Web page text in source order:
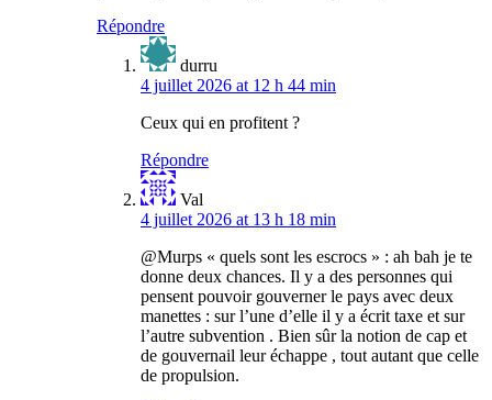
Répondre
durru
4 juillet 2026 at 12 h 44 min
Ceux qui en profitent ?
Répondre
Val
4 juillet 2026 at 13 h 18 min
@Murps « quels sont les escrocs » : ah bah je te
donne deux chances. Il y a des personnes qui
pensent pouvoir gouverner le pays avec deux
manettes : sur l’une d’elle il y a écrit taxe et sur
l’autre subvention . Bien sûr la notion de cap et
de gouvernail leur échappe , tout autant que celle
de propulsion.